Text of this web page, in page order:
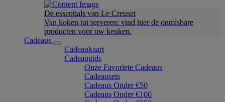
De essentials van Le Creuset
Van koken tot serveren: vind hier de onmisbare
producten voor uw keuken.
Cadeaus
Cadeaukaart
Cadeaugids
Onze Favoriete Cadeaus
Cadeausets
Cadeaus Onder €50
Cadeaus Onder €100